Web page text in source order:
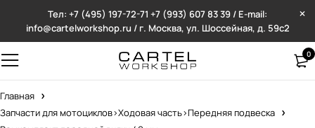
Тел: +7 (495) 197-72-71 +7 (993) 607 83 39 / E-mail:
info@cartelworkshop.ru / г. Москва, ул. Шоссейная, д. 59с2
0
Главная
Запчасти для мотоциклов>Ходовая часть>Передняя подвеска